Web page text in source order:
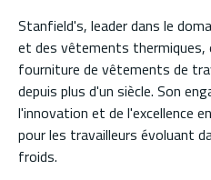
Stanfield's, leader dans le
et des vêtements
fourniture de vêtements de
depuis plus d'un siècle. Son
l'innovation et de l'excellence
pour les travailleurs évoluant
froids.